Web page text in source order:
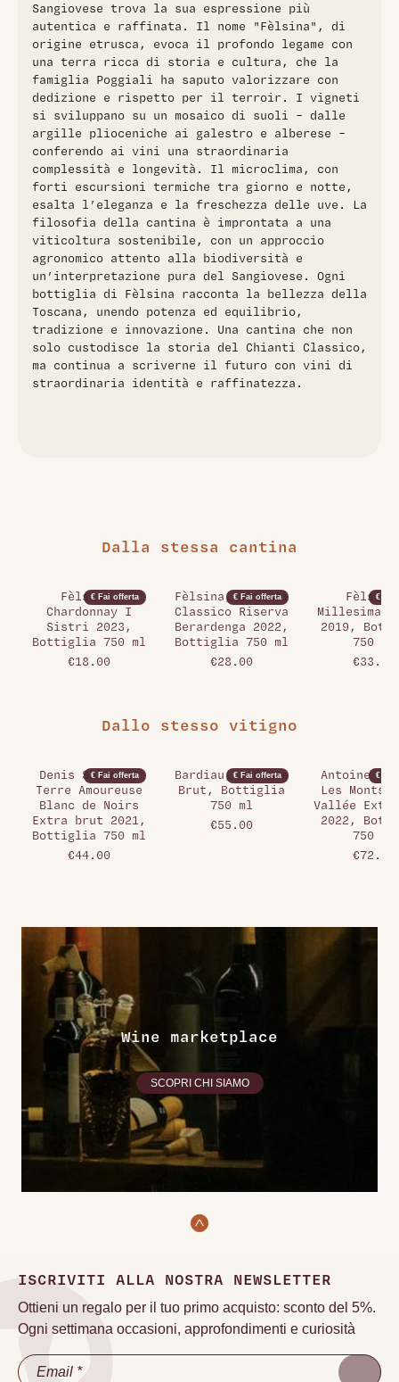
Sangiovese trova la sua espressione più
autentica e raffinata. Il nome "Fèlsina", di
origine etrusca, evoca il profondo legame con
una terra ricca di storia e cultura, che la
famiglia Poggiali ha saputo valorizzare con
dedizione e rispetto per il terroir. I vigneti
si sviluppano su un mosaico di suoli – dalle
argille plioceniche ai galestro e alberese –
conferendo ai vini una straordinaria
complessità e longevità. Il microclima, con
forti escursioni termiche tra giorno e notte,
esalta l’eleganza e la freschezza delle uve. La
filosofia della cantina è improntata a una
viticoltura sostenibile, con un approccio
agronomico attento alla biodiversità e
un’interpretazione pura del Sangiovese. Ogni
bottiglia di Fèlsina racconta la bellezza della
Toscana, unendo potenza ed equilibrio,
tradizione e innovazione. Una cantina che non
solo custodisce la storia del Chianti Classico,
ma continua a scriverne il futuro con vini di
straordinaria identità e raffinatezza.
Dalla stessa cantina
€ Fai offerta
Fèlsina,
Chardonnay I
Sistri 2023,
Bottiglia 750 ml
€18.00
€ Fai offerta
Fèlsina, Chianti
Classico Riserva
Berardenga 2022,
Bottiglia 750 ml
€28.00
€ Fai
2019,
750 ml
€33.00
Dallo stesso vitigno
€ Fai offerta
Denis Salomon,
Terre Amoureuse
Blanc de Noirs
Extra brut 2021,
Bottiglia 750 ml
€44.00
€ Fai offerta
Bardiau, Préface
Brut, Bottiglia
750 ml
€55.00
€ Fai
Antoine
Les Monts
Vallée
2022,
750 ml
€72.00
Wine marketplace
SCOPRI CHI SIAMO
ISCRIVITI ALLA NOSTRA NEWSLETTER
Ottieni un regalo per il tuo primo acquisto: sconto del 5%.
Ogni settimana occasioni, approfondimenti e curiosità